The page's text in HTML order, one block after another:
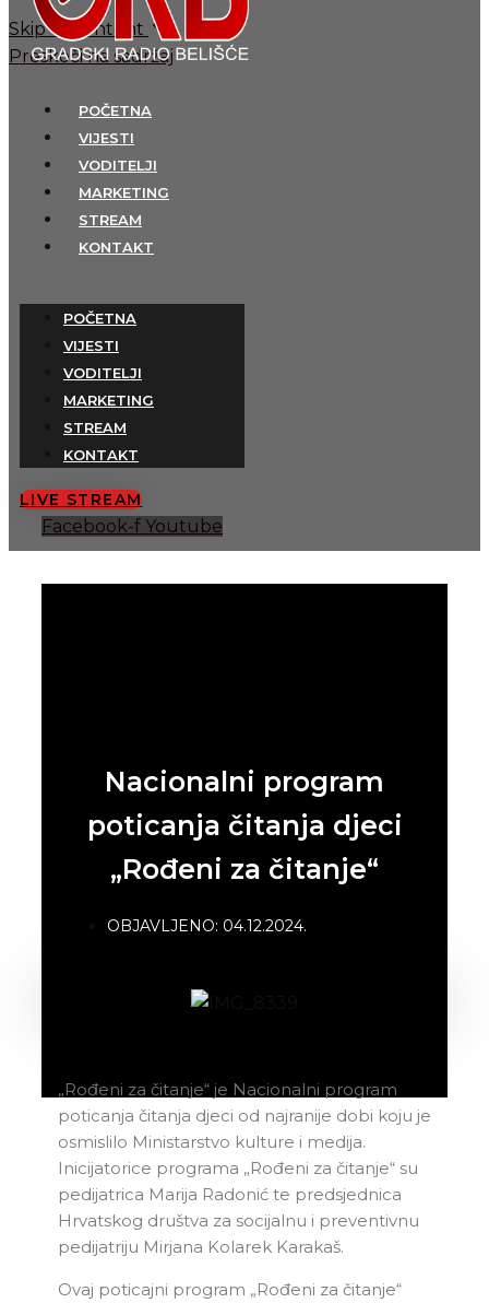
Skip to content
Preskoči na sadržaj
POČETNA
VIJESTI
VODITELJI
MARKETING
STREAM
KONTAKT
POČETNA
VIJESTI
VODITELJI
MARKETING
STREAM
KONTAKT
LIVE STREAM
Facebook-f Youtube
Nacionalni program
poticanja čitanja djeci
„Rođeni za čitanje“
OBJAVLJENO: 04.12.2024.
„Rođeni za čitanje“ je Nacionalni program
poticanja čitanja djeci od najranije dobi koju je
osmislilo Ministarstvo kulture i medija.
Inicijatorice programa „Rođeni za čitanje“ su
pedijatrica Marija Radonić te predsjednica
Hrvatskog društva za socijalnu i preventivnu
pedijatriju Mirjana Kolarek Karakaš.
Ovaj poticajni program „Rođeni za čitanje“